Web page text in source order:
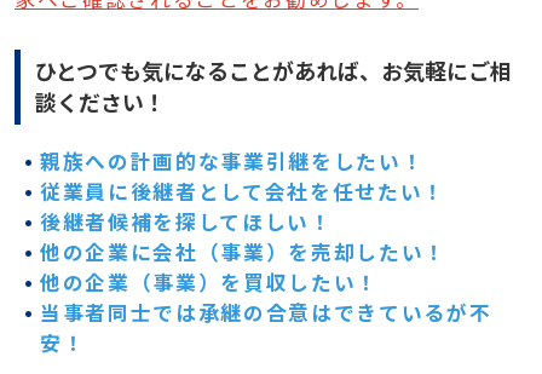
ひとつでも気になることがあれば、お気軽にご相
談ください！
親族への計画的な事業引継をしたい！
従業員に後継者として会社を任せたい！
後継者候補を探してほしい！
他の企業に会社（事業）を売却したい！
他の企業（事業）を買収したい！
当事者同士では承継の合意はできているが不
安！